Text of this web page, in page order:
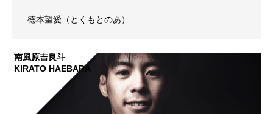
徳本望愛（とくもとのあ）
南風原吉良斗
KIRATO HAEBARA